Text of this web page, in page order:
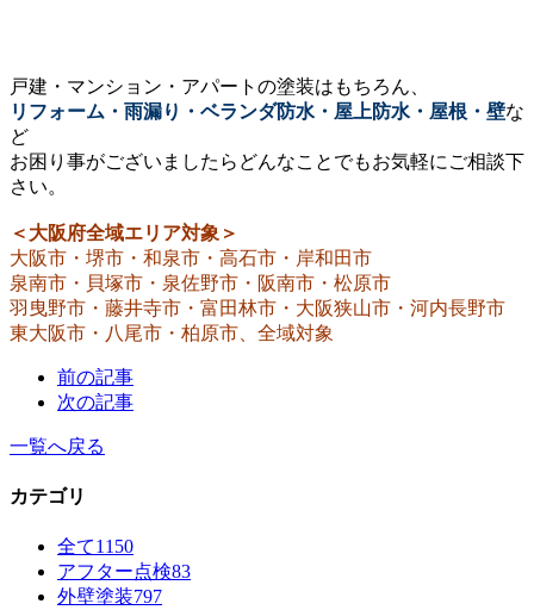
戸建・マンション・アパートの塗装はもちろん、
リフォーム・雨漏り・ベランダ防水・屋上防水・屋根・壁な
ど
お困り事がございましたらどんなことでもお気軽にご相談下
さい。
＜大阪府全域エリア対象＞
大阪市・堺市・和泉市・高石市・岸和田市
泉南市・貝塚市・泉佐野市・阪南市・松原市
羽曳野市・藤井寺市・富田林市・大阪狭山市・河内長野市
東大阪市・八尾市・柏原市、全域対象
前の記事
次の記事
一覧へ戻る
カテゴリ
全て1150
アフター点検83
外壁塗装797